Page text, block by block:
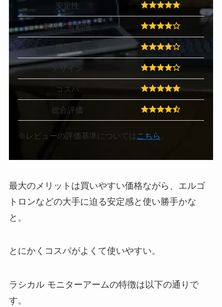
安定性
動作と可動域
機能性
デザイン
コスパ
総合評価
※レビューの評価基準については こちら 。
最大のメリットは買いやすい価格ながら、エルゴ
トロンなどの大手に迫る安定感と使い勝手かな
と。
とにかくコスパがよくて使いやすい。
ラシカル モニターアームの特徴は以下の通りで
す。